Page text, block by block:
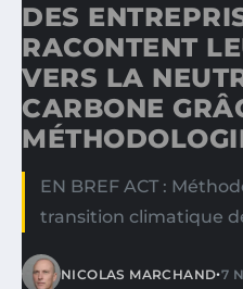
DES
RACONTENT
VERS LA
CARBONE
EN BREF ACT :
transition climatique
NICOLAS MARCHAND•7